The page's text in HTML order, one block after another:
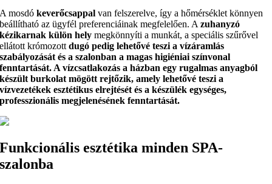
A mosdókeverőcsappal van felszerelve, így a hőmérséklet könnyen
beállítható az ügyfél preferenciáinak megfelelően. Azuhanyzó
kézikarnak külön hely megkönnyíti a munkát, a speciális szűrővel
ellátott krómozottdugó pedig lehetővé teszi a vízáramlás
szabályozását és a szalonban a magas higiéniai színvonal
fenntartását. A vízcsatlakozás a házban egy rugalmas anyagból
készült burkolat mögött rejtőzik, amely lehetővé teszi a
vízvezetékekesztétikus elrejtését és a készülék egységes,
professzionális megjelenésének fenntartását.
Funkcionális esztétika minden SPA-
szalonba